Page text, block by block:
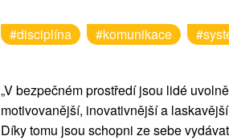
#disciplína #komunikace
„V bezpečném prostředí jsou lidé
motivovanější, inovativnější a
Díky tomu jsou schopni ze sebe